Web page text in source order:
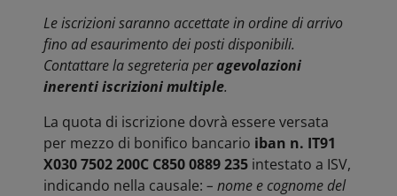
Le iscrizioni saranno accettate in ordine di arrivo
fino ad esaurimento dei posti disponibili.
Contattare la segreteria peragevolazioni
inerenti iscrizioni multiple.
La quota di iscrizione dovrà essere versata
per mezzo di bonifico bancario iban n. IT91
X030 7502 200C C850 0889 235 intestato a ISV,
indicando nella causale:– nome e cognome del